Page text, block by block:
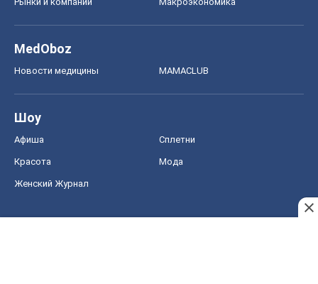
MedOboz
Новости медицины MAMACLUB
Шоу
Афиша Сплетни
Красота Мода
Женский Журнал